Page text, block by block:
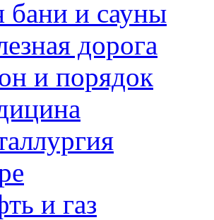
бани и сауны
дорога
и порядок
и газ